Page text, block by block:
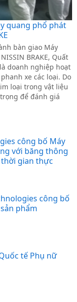
quang phổ phát
bàn giao Máy
BRAKE, Quất
doanh nghiệp hoạt
xe các loại. Do
loại trong vật liệu
để đánh giá
công bố Máy
với băng thông
gian thực
công bố
phẩm
tế Phụ nữ